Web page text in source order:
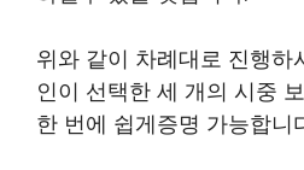
위와 같이 차례대로 진행하
인이 선택한 세 개의 시중
한 번에 쉽게증명 가능합니